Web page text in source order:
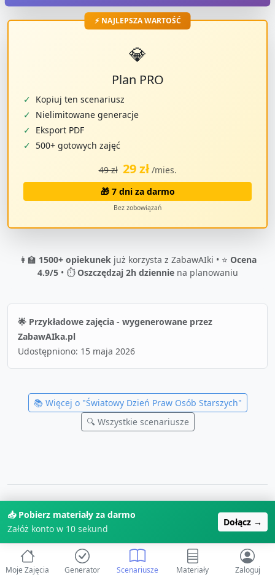
⚡ NAJLEPSZA WARTOŚĆ
💎
Plan PRO
✓ Kopiuj ten scenariusz
✓ Nielimitowane generacje
✓ Eksport PDF
✓ 500+ gotowych zajęć
49 zł 29 zł /mies.
🎁 7 dni za darmo
Bez zobowiązań
👩‍🏫 1500+ opiekunekjuż korzysta z ZabawAIki • ⭐ Ocena
4.9/5• ⏱️Oszczędzaj 2h dzienniena planowaniu
🌟 Przykładowe zajęcia - wygenerowane przez
ZabawAIka.pl
Udostępniono: 15 maja 2026
📚 Więcej o "Światowy Dzień Praw Osób Starszych"
🔍 Wszystkie scenariusze
Zaktualizowano:
15 maja 2026, 11:35
📥 Pobierz materiały za darmo
Załóż konto w 10 sekund
Dołącz →
Moje Zajęcia Generator Scenariusze Materiały Zaloguj